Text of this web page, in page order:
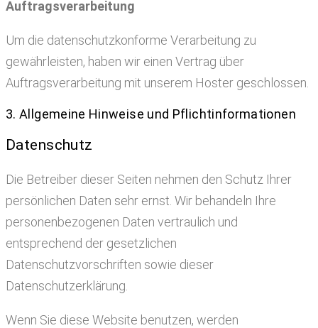
Auftragsverarbeitung
Um die datenschutzkonforme Verarbeitung zu
gewährleisten, haben wir einen Vertrag über
Auftragsverarbeitung mit unserem Hoster geschlossen.
3. Allgemeine Hinweise und Pflicht­informationen
Datenschutz
Die Betreiber dieser Seiten nehmen den Schutz Ihrer
persönlichen Daten sehr ernst. Wir behandeln Ihre
personenbezogenen Daten vertraulich und
entsprechend der gesetzlichen
Datenschutzvorschriften sowie dieser
Datenschutzerklärung.
Wenn Sie diese Website benutzen, werden